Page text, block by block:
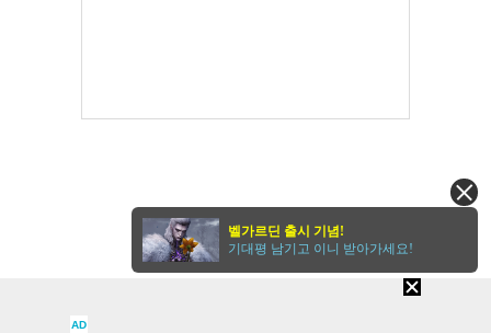
AD
벨가르딘 출시 기념!
기대평 남기고 이니 받아가세요!